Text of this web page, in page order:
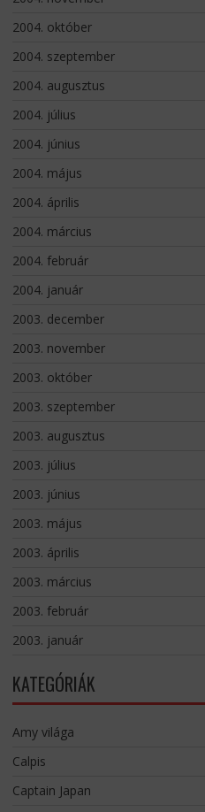
2004. október
2004. szeptember
2004. augusztus
2004. július
2004. június
2004. május
2004. április
2004. március
2004. február
2004. január
2003. december
2003. november
2003. október
2003. szeptember
2003. augusztus
2003. július
2003. június
2003. május
2003. április
2003. március
2003. február
2003. január
KATEGÓRIÁK
Amy világa
Calpis
Captain Japan